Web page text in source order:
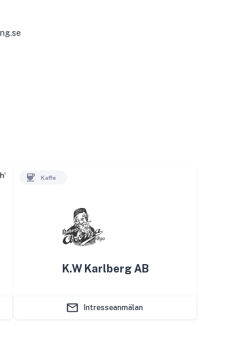
Kaffe
K.W Karlberg AB
Intresseanmälan